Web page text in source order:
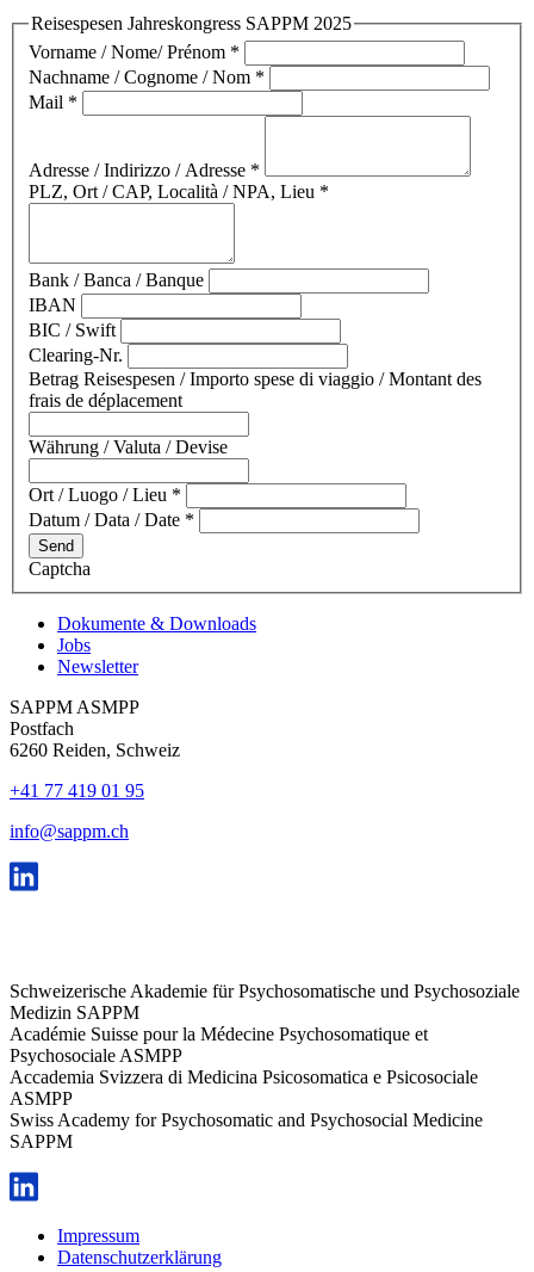
Reisespesen Jahreskongress SAPPM 2025
Vorname / Nome/ Prénom *
Nachname / Cognome / Nom *
Mail *
Adresse / Indirizzo / Adresse *
PLZ, Ort / CAP, Località / NPA, Lieu *
Bank / Banca / Banque
IBAN
BIC / Swift
Clearing-Nr.
Betrag Reisespesen / Importo spese di viaggio / Montant des
frais de déplacement
Währung / Valuta / Devise
Ort / Luogo / Lieu *
Datum / Data / Date *
Send
Captcha
Dokumente & Downloads
Jobs
Newsletter
SAPPM ASMPP
Postfach
6260 Reiden, Schweiz
+41 77 419 01 95
info@sappm.ch
Schweizerische Akademie für Psychosomatische und Psychosoziale
Medizin SAPPM
Académie Suisse pour la Médecine Psychosomatique et
Psychosociale ASMPP
Accademia Svizzera di Medicina Psicosomatica e Psicosociale
ASMPP
Swiss Academy for Psychosomatic and Psychosocial Medicine
SAPPM
Impressum
Datenschutzerklärung